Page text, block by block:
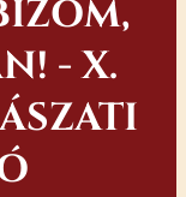
- X.